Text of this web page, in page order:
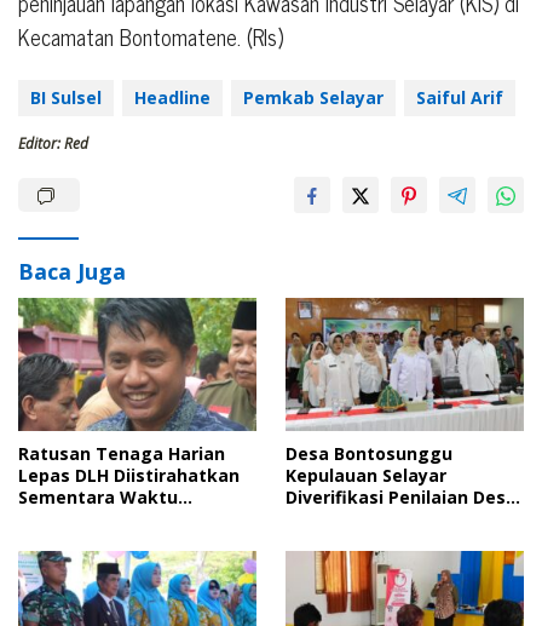
Kecamatan Bontomatene. (Rls)
BI Sulsel Headline Pemkab Selayar Saiful Arif
Editor: Red
Baca Juga
Ratusan Tenaga Harian
Lepas DLH Diistirahatkan
Sementara Waktu
Desa Bontosunggu
Kepulauan Selayar
Diverifikasi Penilaian Desa